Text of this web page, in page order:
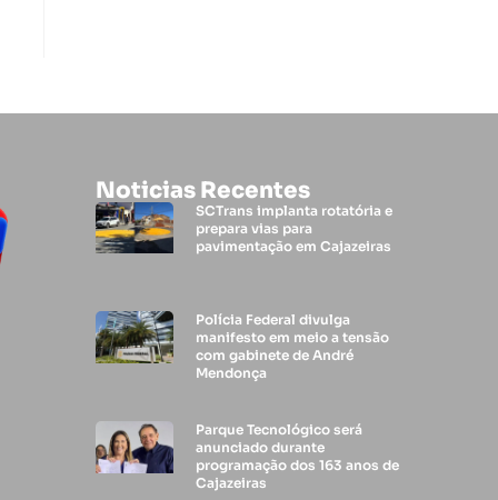
Noticias Recentes
SCTrans implanta rotatória e
prepara vias para
pavimentação em Cajazeiras
Polícia Federal divulga
manifesto em meio a tensão
com gabinete de André
Mendonça
Parque Tecnológico será
anunciado durante
programação dos 163 anos de
Cajazeiras